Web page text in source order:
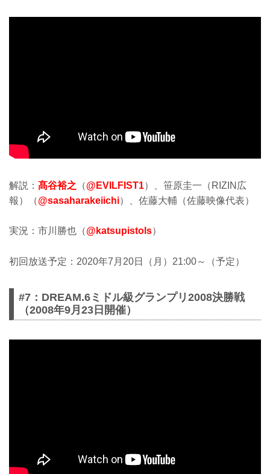
解説： 髙谷裕之 （@EVILFIST1）、笹原圭一（RIZIN広
報）（@sasaharakeiichi）、佐藤大輔（佐藤映像代表）
実況：市川勝也（@katsupistols）
初回放送予定：2020年7月20日（月）21:00～（予定）
#7：DREAM.6ミドル級グランプリ2008決勝戦
（2008年9月23日開催）